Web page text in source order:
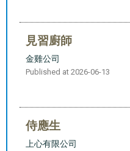
見習廚師
金雞公司
Published at 2026-06-13
侍應生
上心有限公司